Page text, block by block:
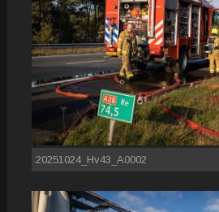
20251024_Hv43_A0002